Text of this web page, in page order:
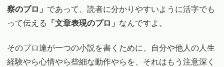
察のプロ」 であって、読者に分かりやすいように活字でも
って伝える
「文章表現のプロ」 なんですよ。
そのプロ達が一つの小説を書くために、自分や他人の人生
経験やら心情やら些細な動作やらを、それはもう注意深く